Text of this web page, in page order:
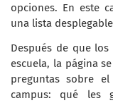
opciones. En este
una lista
Después de que
escuela, la página
preguntas sobre
campus: qué les